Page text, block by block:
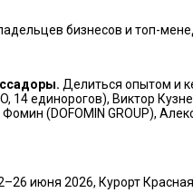
бизнесов и топ-
Делиться опытом и
14 единорогов), Виктор
(DOFOMIN GROUP),
июня 2026, Курорт